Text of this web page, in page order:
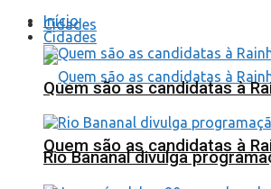
Cidades
Quem são as candidatas à
Início
Cidades
Quem são as candidatas à
Rio Bananal divulga